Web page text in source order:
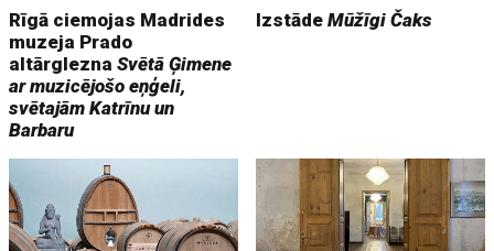
Rīgā ciemojas Madrides
muzeja Prado
altārgleznaSvētā Ģimene
ar muzicējošo eņģeli,
svētajām Katrīnu un
Barbaru
IzstādeMūžīgi Čaks